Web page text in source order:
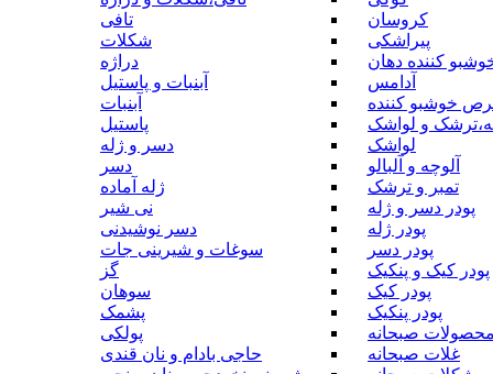
کروسان
پیراشکی
کننده دهان
آدامس
خوشبو کننده
و لواشک
لواشک
آلوچه و آلبالو
تمبر و ترشک
پودر دسر و ژله
پودر ژله
پودر دسر
پودر کیک و پنکیک
پودر کیک
پودر پنکیک
محصولات صبحانه
غلات صبحانه
تافی
شکلات
دراژه
آبنبات و پاستیل
آبنبات
پاستیل
دسر و ژله
دسر
ژله آماده
نی شیر
دسر نوشیدنی
سوغات و شیرینی جات
گز
سوهان
پشمک
پولکی
حاجی بادام و نان قندی